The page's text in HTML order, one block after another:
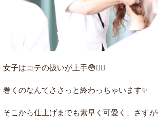
女子はコテの扱いが上手😳☝🏻
巻くのなんてささっと終わっちゃいます✨
そこから仕上げまでも素早く可愛く、さす